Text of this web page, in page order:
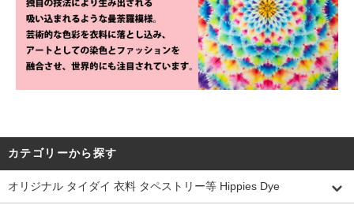
カテゴリーから探す
オリジナル タイダイ 衣料 タペストリー等 Hippies Dye